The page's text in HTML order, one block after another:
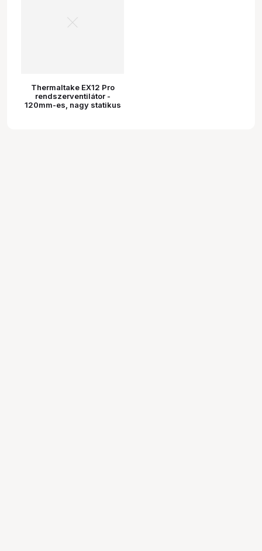
Thermaltake EX12 Pro
rendszerventilátor -
120mm-es, nagy statikus